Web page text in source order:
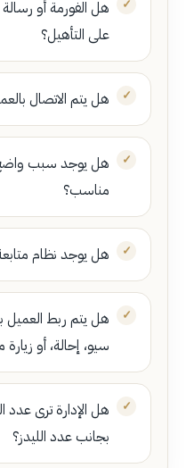
هل الفورمة أو
على التأهيل؟
هل يتم الاتصال
هل يوجد سبب واضح
مناسب؟
هل يوجد نظام
هل يتم ربط العميل
سيو، إحالة، أو زيارة
هل الإدارة ترى عدد
بجانب عدد الليدز؟